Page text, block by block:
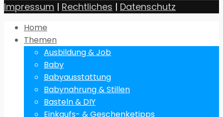
Impressum | Rechtliches | Datenschutz
Home
Themen
Ausbildung & Job
Baby
Babyausstattung
Babynahrung & Stillen
Basteln & DIY
Einkaufs- & Geschenketipps